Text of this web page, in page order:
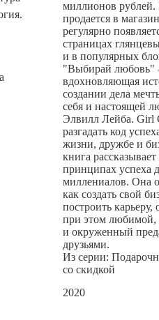
миллионов рублей.
продается в
регулярно
страницах
и в популярных
"Выбирай любовь"
вдохновляющая
создании дела
себя и настоящей
Элвилл Лейба. Girl
разгадать код
жизни, дружбе и
книга
принципах успеха
миллениалов. Она
как создать свой
построить карьеру,
при этом любимой,
и окруженный
друзьями.
Из серии:
со скидкой
2020